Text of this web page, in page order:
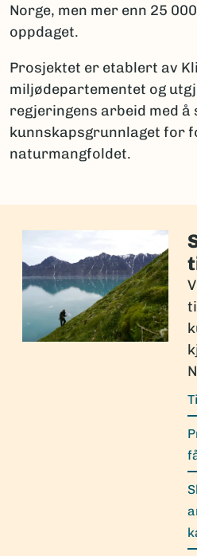
Norge, men mer enn 25
oppdaget.
Prosjektet er etablert av
miljødepartementet og
regjeringens arbeid med å
kunnskapsgrunnlaget for
naturmangfoldet.